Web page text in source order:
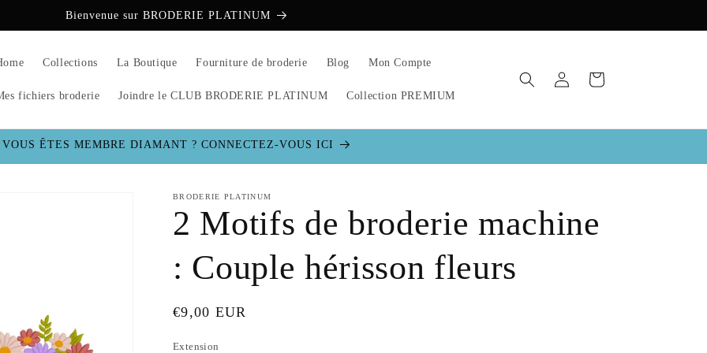
Bienvenue sur BRODERIE PLATINUM
Collections La Boutique Fourniture de broderie Blog Mon Compte
fichiers broderie Joindre le CLUB BRODERIE PLATINUM Collection PREMIUM
Connexion Panier
VOUS ÊTES MEMBRE DIAMANT ? CONNECTEZ-VOUS ICI
BRODERIE PLATINUM
2 Motifs de broderie machine
: Couple hérisson fleurs
Prix
€9,00 EUR
Extension